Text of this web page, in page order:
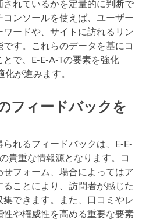
れているかを定量的に判断で
ンソールを使えば、ユーザー
ードや、サイトに訪れるリン
す。これらのデータを基にコ
で、E-E-A-Tの要素を強化
化が進みます。
フィードバックを
れるフィードバックは、E-E-
貴重な情報源となります。コ
せフォーム、場合によってはア
ことにより、訪問者が感じた
できます。また、口コミやレ
性や権威性を高める重要な要素